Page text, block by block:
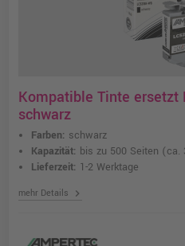
Kompatible Tinte ersetzt
schwarz
Farben: schwarz
Kapazität: bis zu 500 Seiten (ca.
Lieferzeit: 1-2 Werktage
mehr Details chevron_right